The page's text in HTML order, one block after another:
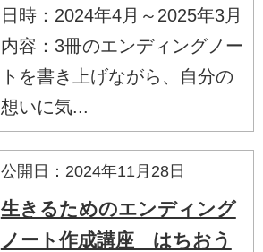
日時：2024年4月～2025年3月
内容：3冊のエンディングノー
トを書き上げながら、自分の
想いに気...
公開日：2024年11月28日
生きるためのエンディング
ノート作成講座 はちおう